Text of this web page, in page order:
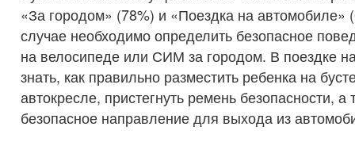
«За городом» (78%) и «Поездка на автомобиле»
случае необходимо определить безопасное
на велосипеде или СИМ за городом. В поездке
знать, как правильно разместить ребенка на
автокресле, пристегнуть ремень безопасности, а
безопасное направление для выхода из